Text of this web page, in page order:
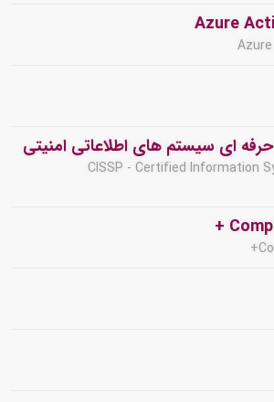
Azure
CISSP - Certified Information